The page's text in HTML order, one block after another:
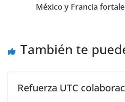
o p g
México y Francia
También te
Refuerza UTC